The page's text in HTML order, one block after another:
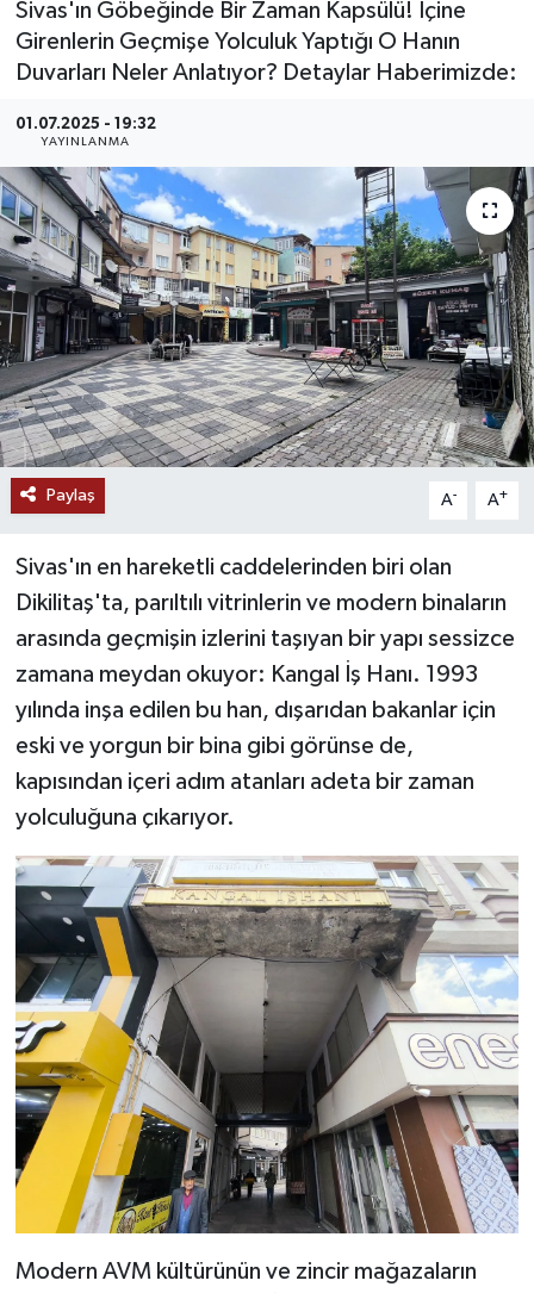
Sivas'ın Göbeğinde Bir Zaman Kapsülü! İçine
Girenlerin Geçmişe Yolculuk Yaptığı O Hanın
Duvarları Neler Anlatıyor? Detaylar Haberimizde:
01.07.2025 - 19:32
YAYINLANMA
Paylaş A- A+
Sivas'ın en hareketli caddelerinden biri olan
Dikilitaş'ta, parıltılı vitrinlerin ve modern binaların
arasında geçmişin izlerini taşıyan bir yapı sessizce
zamana meydan okuyor: Kangal İş Hanı. 1993
yılında inşa edilen bu han, dışarıdan bakanlar için
eski ve yorgun bir bina gibi görünse de,
kapısından içeri adım atanları adeta bir zaman
yolculuğuna çıkarıyor.
Modern AVM kültürünün ve zincir mağazaların
MAGAZİN
RESMİ İLANLAR
SAĞLIK
SİYASET
SOSYAL YARDIMLAR
SPONSORLU YAZI
SPOR
YAŞAM